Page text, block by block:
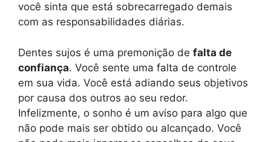
você sinta que está sobrecarregado demais
com as responsabilidades diárias.
Dentes sujos é uma premonição de falta de
confiança. Você sente uma falta de controle
em sua vida. Você está adiando seus objetivos
por causa dos outros ao seu redor.
Infelizmente, o sonho é um aviso para algo que
não pode mais ser obtido ou alcançado. Você